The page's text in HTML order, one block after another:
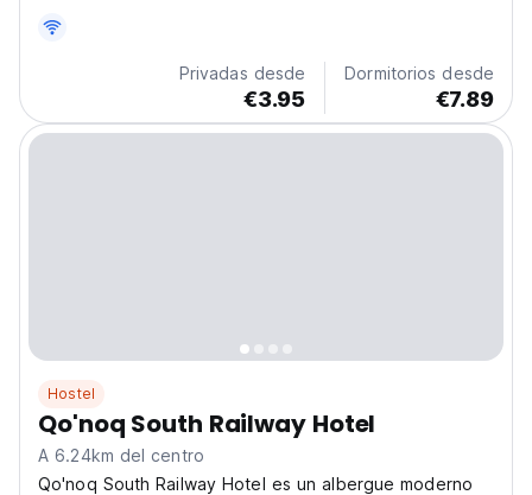
uzbeka. (Auto-translated from original language)
Privadas desde
€3.95
Dormitorios desde
€7.89
Hostel
Qo'noq South Railway Hotel
A 6.24km del centro
Qo'noq South Railway Hotel es un albergue moderno